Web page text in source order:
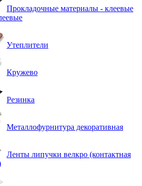
Прокладочные материалы - клеевые
Утеплители
Кружево
Резинка
Металлофурнитура декоративная
Ленты липучки велкро (контактная